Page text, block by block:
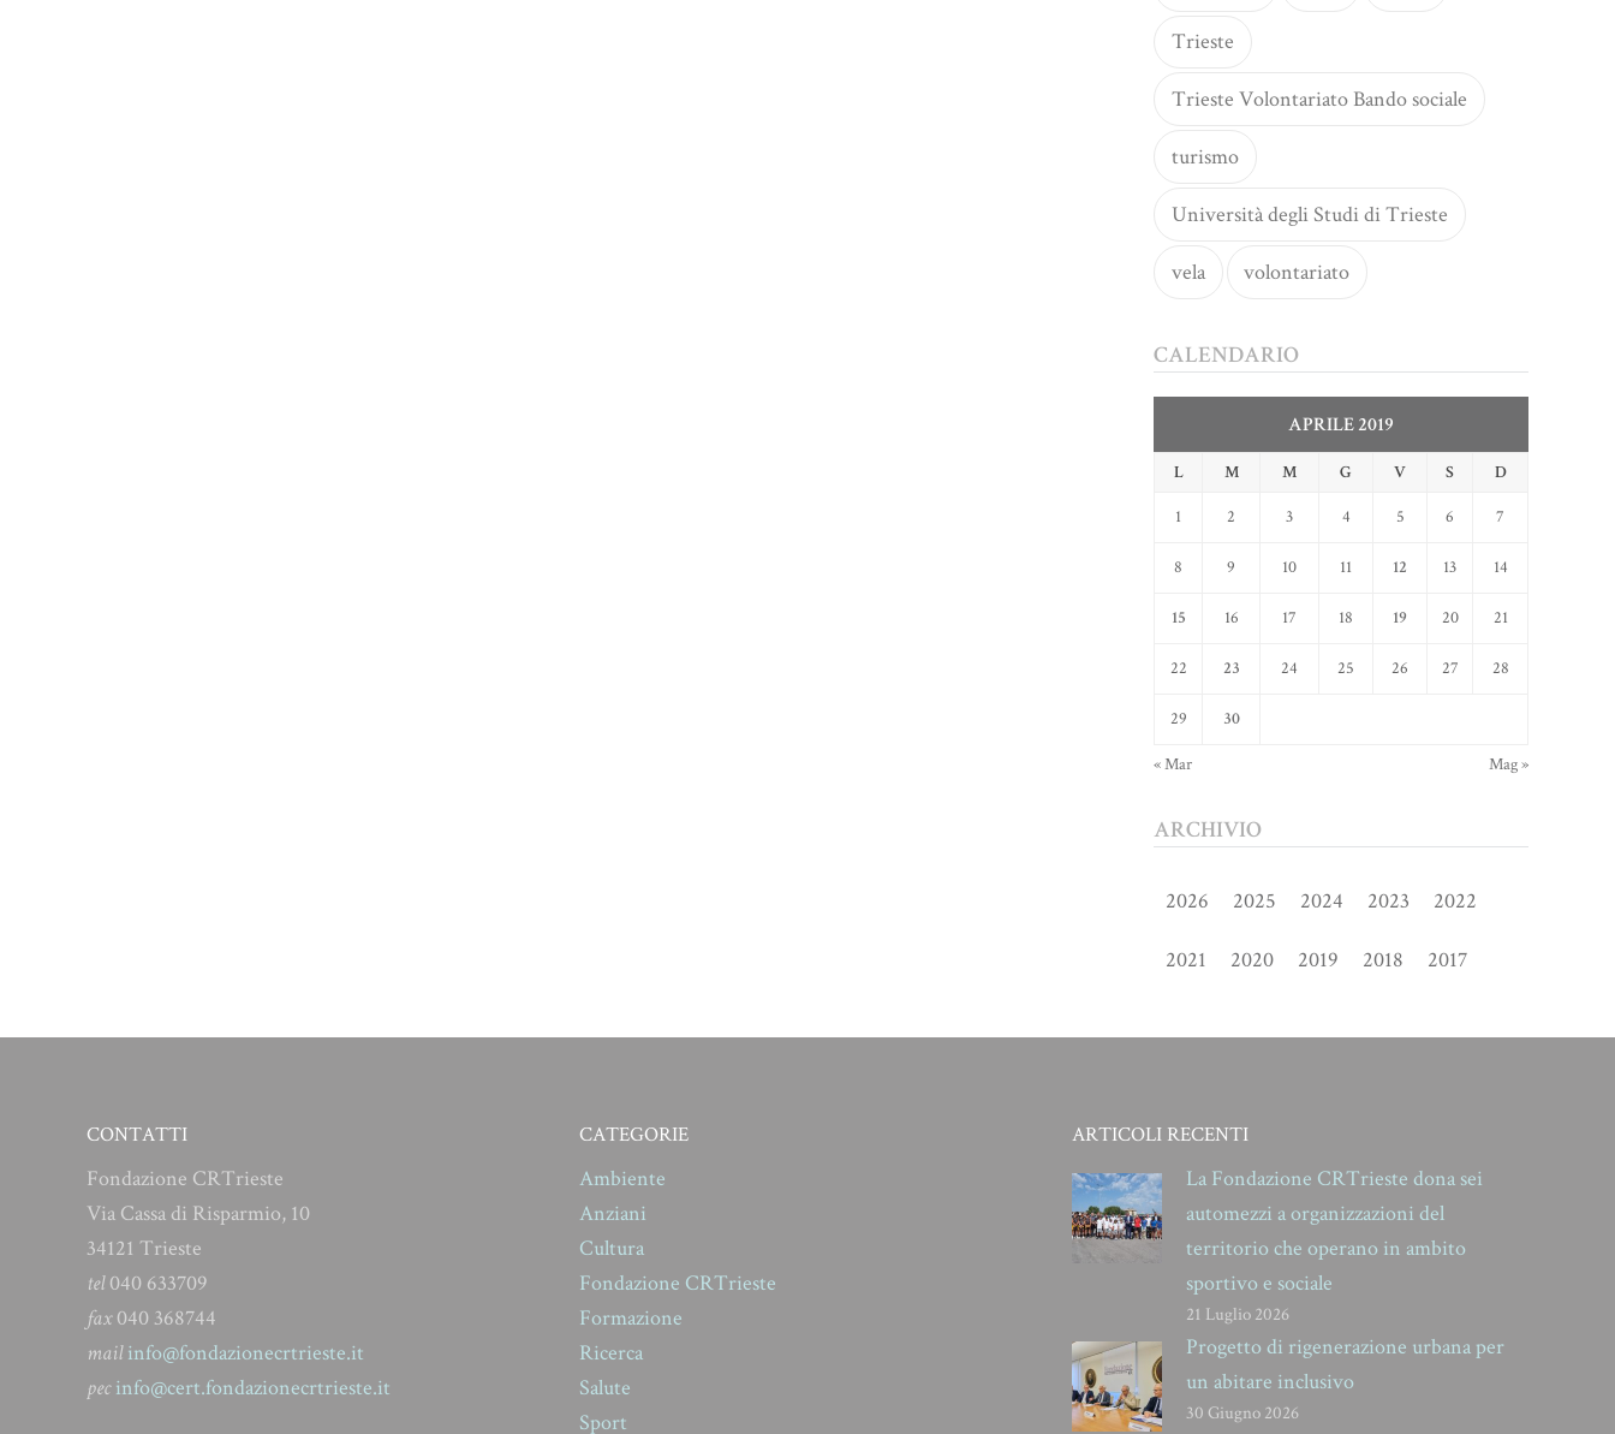
Trieste
Trieste Volontariato Bando sociale
turismo
Università degli Studi di Trieste
vela volontariato
CALENDARIO
APRILE 2019
L M M G V S D
1 2 3 4 5 6 7
8 9 10 11 12 13 14
15 16 17 18 19 20 21
22 23 24 25 26 27 28
29 30
« Mar Mag »
ARCHIVIO
2026 2025 2024 2023 2022
2021 2020 2019 2018 2017
CONTATTI
Fondazione CRTrieste
Via Cassa di Risparmio, 10
34121 Trieste
tel040 633709
fax040 368744
mail info@fondazionecrtrieste.it
pec info@cert.fondazionecrtrieste.it
CATEGORIE
Ambiente
Anziani
Cultura
Fondazione CRTrieste
Formazione
Ricerca
Salute
Sport
ARTICOLI RECENTI
La Fondazione CRTrieste dona sei
automezzi a organizzazioni del
territorio che operano in ambito
sportivo e sociale
21 Luglio 2026
Progetto di rigenerazione urbana per
un abitare inclusivo
30 Giugno 2026